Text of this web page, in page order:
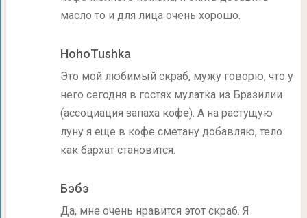
масло то и для лица очень хорошо.
HohoTushka
Это мой любимый скраб, мужу говорю, что у
него сегодня в гостях мулатка из Бразилии
(ассоциация запаха кофе). А на растущую
луну я еще в кофе сметану добавляю, тело
как бархат становится.
Бэбэ
Да, мне очень нравится этот скраб. Я